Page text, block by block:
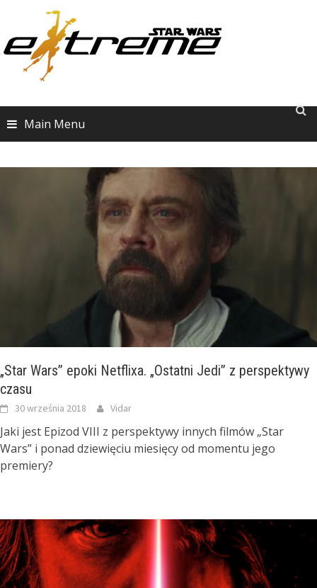
content
Main Menu
„Star Wars” epoki Netflixa. „Ostatni Jedi” z perspektywy
czasu
30 września 2018 Vidar
Jaki jest Epizod VIII z perspektywy innych filmów „Star
Wars” i ponad dziewięciu miesięcy od momentu jego
premiery?